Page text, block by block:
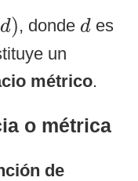
d)
d)
, donde d
des
un
métrico.
o métrica
de